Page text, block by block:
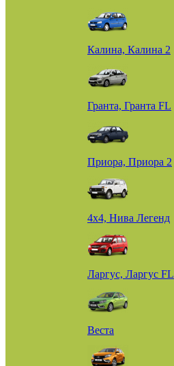
Калина, Калина 2
Гранта, Гранта FL
Приора, Приора 2
4х4, Нива Легенд
Ларгус, Ларгус FL
Веста